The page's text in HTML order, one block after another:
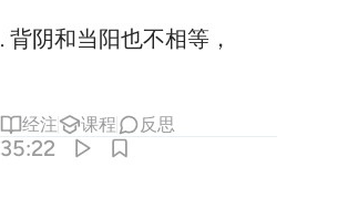
. 背阴和当阳也不相等，
经注 课程 反思
35:22